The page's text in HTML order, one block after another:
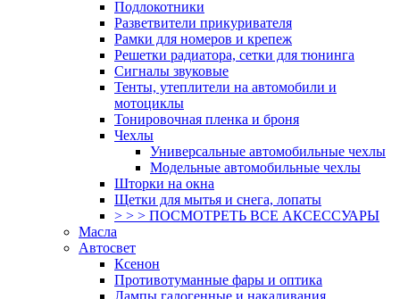
Подлокотники
Разветвители прикуривателя
Рамки для номеров и крепеж
Решетки радиатора, сетки для тюнинга
Сигналы звуковые
Тенты, утеплители на автомобили и
мотоциклы
Тонировочная пленка и броня
Чехлы
Универсальные автомобильные чехлы
Модельные автомобильные чехлы
Шторки на окна
Щетки для мытья и снега, лопаты
> > > ПОСМОТРЕТЬ ВСЕ АКСЕССУАРЫ
Масла
Автосвет
Ксенон
Противотуманные фары и оптика
Лампы галогенные и накаливания